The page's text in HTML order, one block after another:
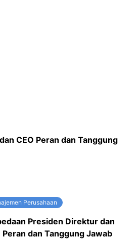
CEO Peran dan Tanggung
Perusahaan
Presiden Direktur dan
Peran dan Tanggung Jawab